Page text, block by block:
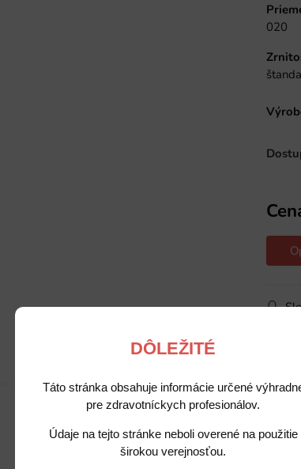
DÔLEŽITÉ
Táto stránka obsahuje informácie určené
pre zdravotníckych profesionálov.
Údaje na tejto stránke neboli overené na použitie
širokou verejnosťou.
020